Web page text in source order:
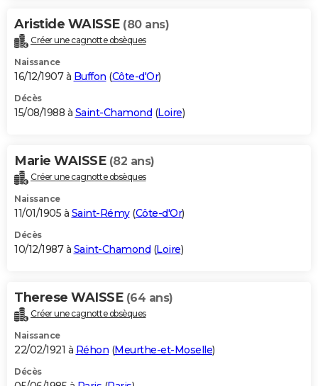
Aristide WAISSE (80 ans)
Créer une cagnotte obsèques
Naissance
16/12/1907 à Buffon (Côte-d'Or)
Décès
15/08/1988 à Saint-Chamond (Loire)
Marie WAISSE (82 ans)
Créer une cagnotte obsèques
Naissance
11/01/1905 à Saint-Rémy(Côte-d'Or)
Décès
10/12/1987 à Saint-Chamond (Loire)
Therese WAISSE (64 ans)
Créer une cagnotte obsèques
Naissance
22/02/1921 à Réhon (Meurthe-et-Moselle)
Décès